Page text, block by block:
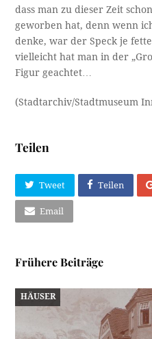
dass man zu dieser Zeit
geworben hat, denn wenn
denke, war der Speck je
vielleicht hat man in der
Figur geachtet…
(Stadtarchiv/Stadtmuseum
Teilen
Tweet Teilen
Email
Frühere Beiträge
HÄUSER